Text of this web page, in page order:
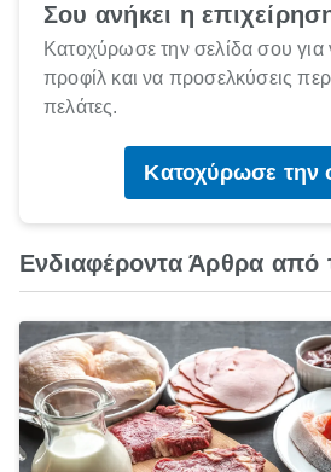
Σου ανήκει η
Κατοχύρωσε την σελίδα σου για
προφίλ και να προσελκύσεις
πελάτες.
Κατοχύρωσε την
Ενδιαφέροντα Άρθρα από